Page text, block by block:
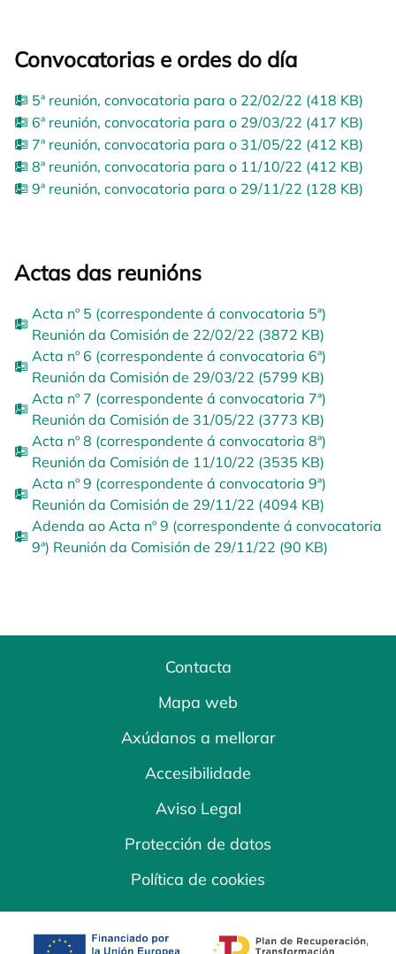
Convocatorias e ordes do día
5ª reunión, convocatoria para o 22/02/22 (418 KB)
6ª reunión, convocatoria para o 29/03/22 (417 KB)
7ª reunión, convocatoria para o 31/05/22 (412 KB)
8ª reunión, convocatoria para o 11/10/22 (412 KB)
9ª reunión, convocatoria para o 29/11/22 (128 KB)
Actas das reunións
Acta nº 5 (correspondente á convocatoria 5ª)
Reunión da Comisión de 22/02/22 (3872 KB)
Acta nº 6 (correspondente á convocatoria 6ª)
Reunión da Comisión de 29/03/22 (5799 KB)
Acta nº 7 (correspondente á convocatoria 7ª)
Reunión da Comisión de 31/05/22 (3773 KB)
Acta nº 8 (correspondente á convocatoria 8ª)
Reunión da Comisión de 11/10/22 (3535 KB)
Acta nº 9 (correspondente á convocatoria 9ª)
Reunión da Comisión de 29/11/22 (4094 KB)
Adenda ao Acta nº 9 (correspondente á convocatoria
9ª) Reunión da Comisión de 29/11/22 (90 KB)
Contacta
Mapa web
Axúdanos a mellorar
Accesibilidade
Aviso Legal
Protección de datos
Política de cookies
opens in a new tab opens in a new